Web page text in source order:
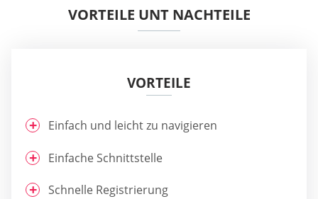
VORTEILE UNT NACHTEILE
VORTEILE
Einfach und leicht zu navigieren
Einfache Schnittstelle
Schnelle Registrierung